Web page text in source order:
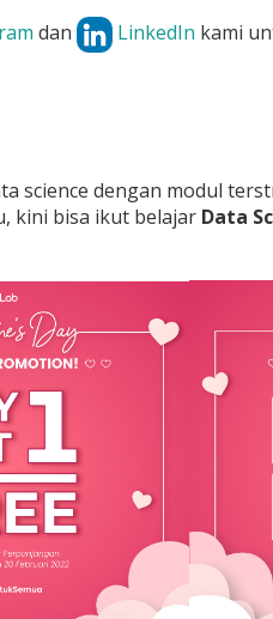
dan LinkedIn kami
science dengan modul
kini bisa ikut belajar Data